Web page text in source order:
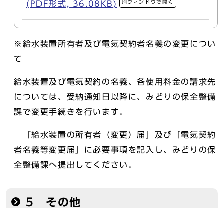
(PDF形式, 36.08KB) 別ウィンドウで開く
※給水装置所有者及び電気契約者名義の変更につい
て
給水装置及び電気契約の名義、各使用料金の請求先
については、受納通知日以降に、みどりの保全整備
課で変更手続きを行います。
「給水装置の所有者（変更）届」及び「電気契約
者名義等変更届」に必要事項を記入し、みどりの保
全整備課へ提出してください。
5 その他